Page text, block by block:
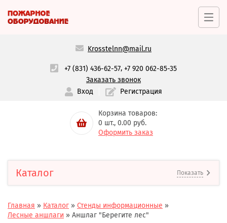
Krosstelnn@mail.ru
+7 (831) 436-62-57,+7 920 062-85-35
Заказать звонок
Вход
Регистрация
Корзина товаров:
0 шт., 0.00 руб.
Оформить заказ
Каталог Показать
Главная » Каталог » Стенды информационные »
Лесные аншлаги » Аншлаг "Берегите лес"